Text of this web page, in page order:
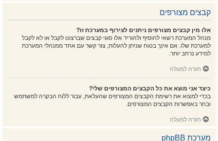
קבצים מצורפים
אלו מין קבצים מצורפים ניתנים לצירוף במערכת זו?
מנהל המערכת רשאי להוסיף ולהוריד אלו סוגי קבצים שברצונו לקבל או לא לקבל
למערכת שלו. אם אינך בטוח שניתן להעלות, צור קשר עם אחד ממנהלי המערכת
למידע נרחב יותר.
חזרה למעלה
כיצד אני מוצא את כל הקבצים המצורפים שלי?
בכדי למצוא את רשימת הקבצים המצורפים שהעלאת, עבור ללוח הבקרה למשתמש
ובחר באפשרות הקבצים המצורפים.
חזרה למעלה
מערכת phpBB